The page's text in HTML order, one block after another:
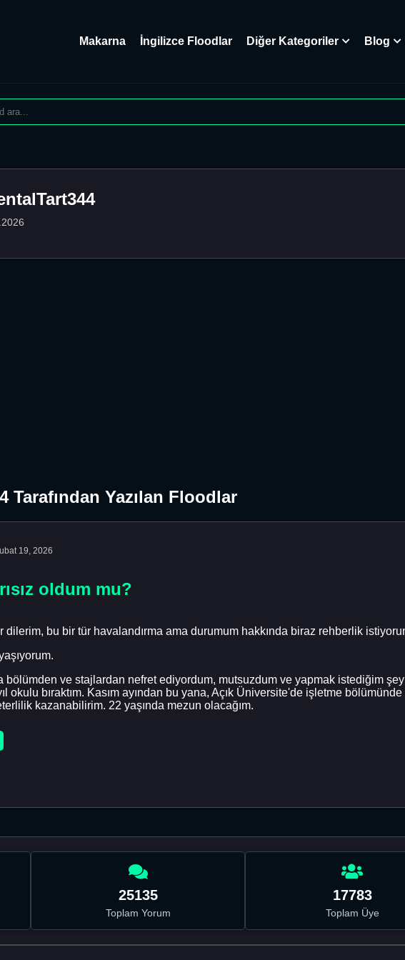
Makarna İngilizce Floodlar Diğer Kategoriler Blog
Tarafından Yazılan Floodlar
19, 2026
oldum mu?
dilerim, bu bir tür havalandırma ama durumum hakkında biraz rehberlik
ve stajlardan nefret ediyordum, mutsuzdum ve yapmak istediğim
okulu bıraktım. Kasım ayından bu yana, Açık Üniversite'de işletme
kazanabilirim. 22 yaşında mezun olacağım.
25135
Toplam Yorum
17783
Toplam Üye